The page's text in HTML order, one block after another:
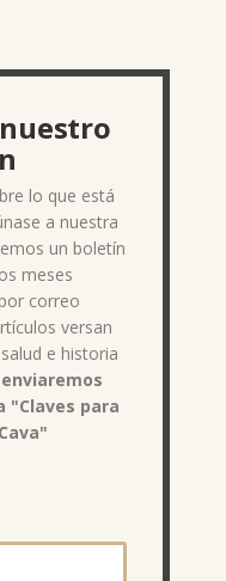
lo que está
a nuestra
un boletín
meses
correo
versan
e historia
para